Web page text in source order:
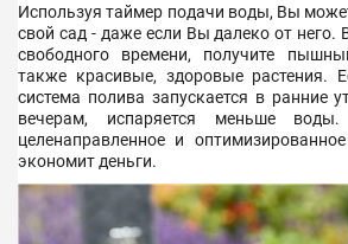
Используя таймер подачи воды, Вы
свой сад - даже если Вы далеко от него.
свободного времени, получите
также красивые, здоровые растения.
система полива запускается в ранние
вечерам, испаряется меньше воды.
целенаправленное и
экономит деньги.